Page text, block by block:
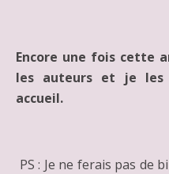
Encore une fois cette
les auteurs et je les
accueil.
PS : Je ne ferais pas de